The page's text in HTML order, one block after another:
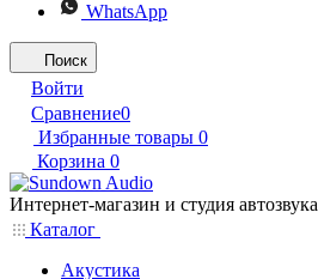
WhatsApp
Поиск
Войти
Сравнение0
Избранные товары 0
Корзина 0
Интернет-магазин и студия автозвука
Каталог
Акустика